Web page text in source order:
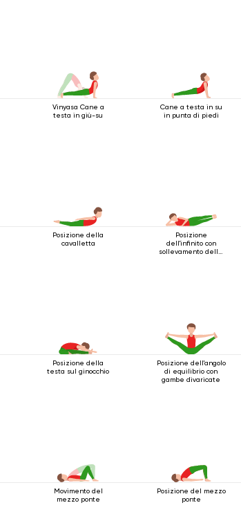
Vinyasa Cane a
testa in giù-su
Cane a testa in su
in punta di piedi
Posizione della
cavalletta
Posizione
dell'infinito con
sollevamento delle
Posizione della
testa sul ginocchio
Posizione dell'angolo
di equilibrio con
gambe divaricate
Movimento del
mezzo ponte
Posizione del mezzo
ponte